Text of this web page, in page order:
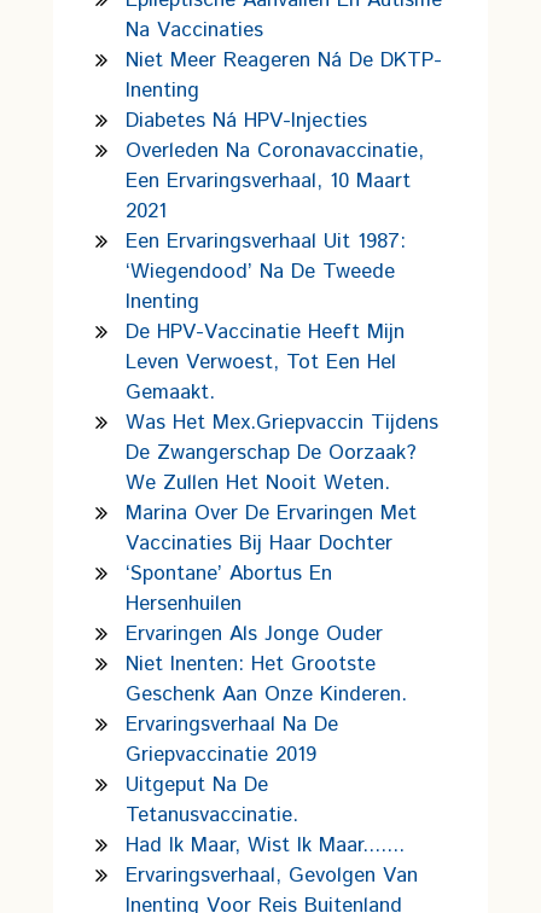
Na Vaccinaties
Niet Meer Reageren Ná De DKTP-
Inenting
Diabetes Ná HPV-Injecties
Overleden Na Coronavaccinatie,
Een Ervaringsverhaal, 10 Maart
2021
Een Ervaringsverhaal Uit 1987:
‘wiegendood’ Na De Tweede
Inenting
De HPV-Vaccinatie Heeft Mijn
Leven Verwoest, Tot Een Hel
Gemaakt.
Was Het Mex.griepvaccin Tijdens
De Zwangerschap De Oorzaak?
We Zullen Het Nooit Weten.
Marina Over De Ervaringen Met
Vaccinaties Bij Haar Dochter
‘Spontane’ Abortus En
Hersenhuilen
Ervaringen Als Jonge Ouder
Niet Inenten: Het Grootste
Geschenk Aan Onze Kinderen.
Ervaringsverhaal Na De
Griepvaccinatie 2019
Uitgeput Na De
Tetanusvaccinatie.
Had Ik Maar, Wist Ik Maar.......
Ervaringsverhaal, Gevolgen Van
Inenting Voor Reis Buitenland